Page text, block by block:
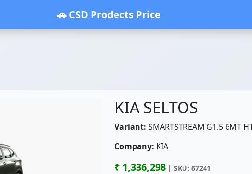
🚗 CSD Prodects Price
KIA SELTOS
Variant: SMARTSTREAM G1.5 6MT
Company: KIA
₹ 1,336,298 | SKU: 67241